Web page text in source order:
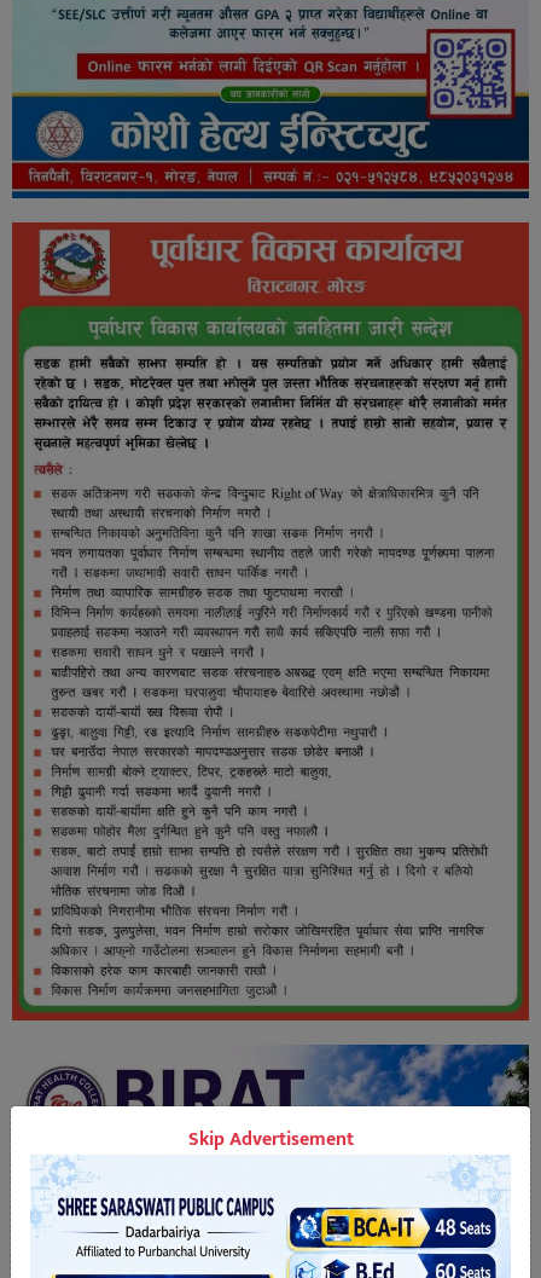
Skip Advertisement